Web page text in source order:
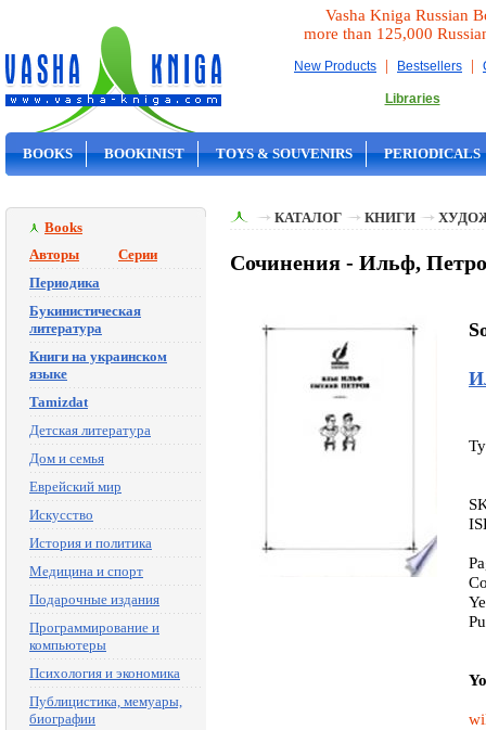
Vasha Kniga Russian
more than 125,000
New Products | Bestsellers |
Libraries
BOOKS BOOKINIST TOYS & SOUVENIRS PERIODICALS
Books
Авторы
Серии
Периодика
Букинистическая
литература
Книги на украинском
языке
Tamizdat
Детская литература
Дом и семья
Еврейский мир
Искусство
История и политика
Медицина и спорт
Подарочные издания
Программирование и
компьютеры
Психология и экономика
Публицистика, мемуары,
биографии
КАТАЛОГ КНИГИ
Сочинения - Ильф,